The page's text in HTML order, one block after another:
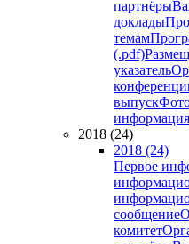
партнёры
доклады
темам
(.pdf)
указатель
выпуск
информация
2018 (24)
2018 (24)
Первое
сообщение
комитет